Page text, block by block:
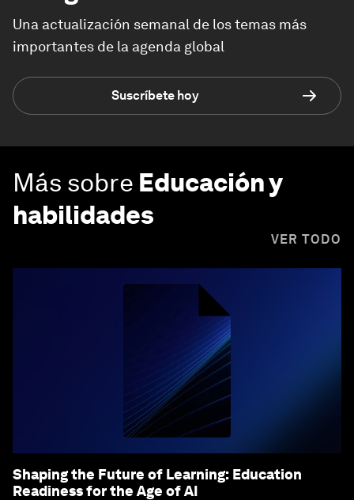
Una actualización semanal de los temas más
importantes de la agenda global
Suscríbete hoy
Más sobre Educación y
habilidades
VER TODO
Shaping the Future of Learning: Education
Readiness for the Age of AI